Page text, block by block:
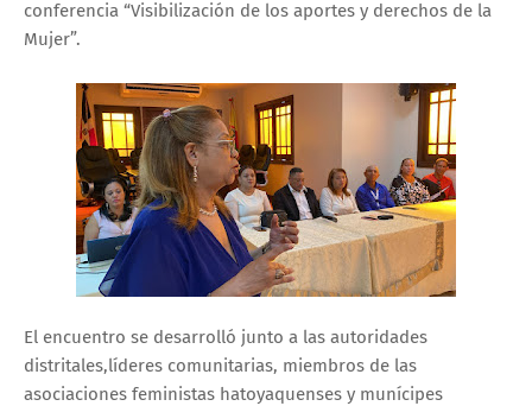
conferencia “Visibilización de los aportes y derechos de la
Mujer”.
El encuentro se desarrolló junto a las autoridades
distritales,líderes comunitarias, miembros de las
asociaciones feministas hatoyaquenses y munícipes